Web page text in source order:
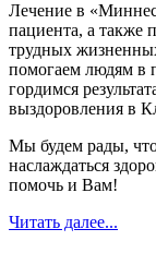
Лечение в
пациента, а также
трудных
помогаем людям в
гордимся
выздоровления в
Мы будем рады, что
наслаждаться
помочь и Вам!
Читать далее...